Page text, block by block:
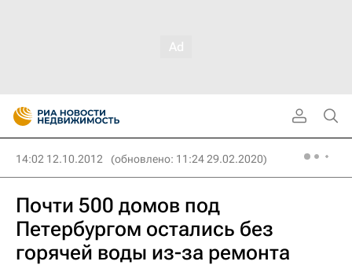
14:02 12.10.2012 (обновлено: 11:24 29.02.2020)
Почти 500 домов под
Петербургом остались без
горячей воды из-за ремонта